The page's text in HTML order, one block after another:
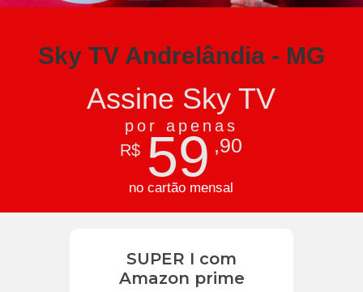
Sky TV Andrelândia - MG
Assine Sky TV
por apenas
R$ 59 ,90
no cartão mensal
SUPER I com
Amazon prime